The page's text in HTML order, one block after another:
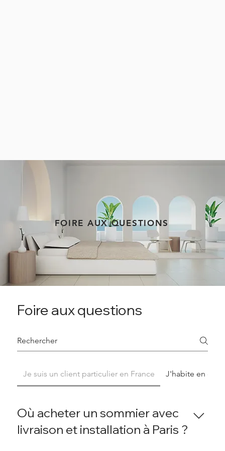
FOIRE AUX QUESTIONS
Foire aux questions
Je suis un client particulier en France J'habite en
Où acheter un sommier avec
livraison et installation à Paris ?